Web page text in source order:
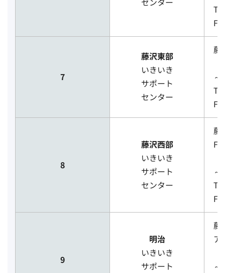
7
藤沢東部
いきいき
サポート
センター
藤
～
8
藤沢西部
いきいき
サポート
センター
藤
F
～
9
明治
いきいき
サポート
藤
ア
～